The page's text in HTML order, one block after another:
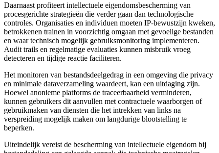
Daarnaast profiteert intellectuele eigendomsbescherming van
procesgerichte strategieën die verder gaan dan technologische
controles. Organisaties en individuen moeten IP-bewustzijn kweken,
betrokkenen trainen in voorzichtig omgaan met gevoelige bestanden
en waar technisch mogelijk gebruiksmonitoring implementeren.
Audit trails en regelmatige evaluaties kunnen misbruik vroeg
detecteren en tijdige reactie faciliteren.
Het monitoren van bestandsdeelgedrag in een omgeving die privacy
en minimale dataverzameling waardeert, kan een uitdaging zijn.
Hoewel anonieme platforms de traceerbaarheid verminderen,
kunnen gebruikers dit aanvullen met contractuele waarborgen of
gebruikmaken van diensten die het intrekken van links na
verspreiding mogelijk maken om langdurige blootstelling te
beperken.
Uiteindelijk vereist de bescherming van intellectuele eigendom bij